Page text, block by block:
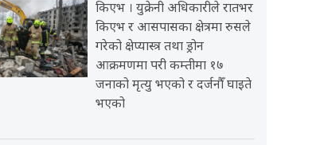
किएभ । युक्रेनी अधिकारीले रातभर
किएभ र आसपासका क्षेत्रमा रुसले
गरेको क्षेप्यास्त्र तथा ड्रोन
आक्रमणमा परी कम्तीमा १७
जनाको मृत्यु भएको र दर्जनौँ घाइते
भएको